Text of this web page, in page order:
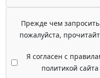
Прежде чем
пожалуйста,
Я согласен с
политикой сайта